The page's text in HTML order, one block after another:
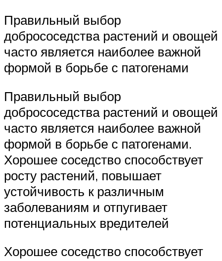
Правильный выбор
добрососедства растений и овощей
часто является наиболее важной
формой в борьбе с патогенами
Правильный выбор
добрососедства растений и овощей
часто является наиболее важной
формой в борьбе с патогенами.
Хорошее соседство способствует
росту растений, повышает
устойчивость к различным
заболеваниям и отпугивает
потенциальных вредителей
Хорошее соседство способствует